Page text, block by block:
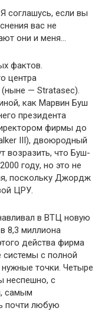
соглашусь, если вы
вас не
они и меня…
фактов.
центра
(ныне — Stratasec).
как Марвин Буш
президента
фирмы до
III), двоюродный
возразить, что Буш-
году, но это не
поскольку Джордж
ЦРУ.
в ВТЦ новую
8,3 миллиона
действа фирма
системы с полной
точки. Четыре
неспешно, с
самым
почти любую